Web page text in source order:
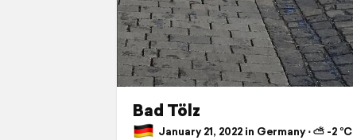
Bad Tölz
January 21, 2022 in Germany ⋅ ⛅ -2 °C